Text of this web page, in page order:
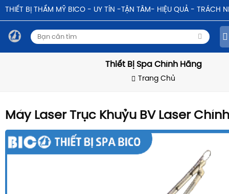
THIẾT BỊ THẨM MỸ BICO - UY TÍN -TẬN TÂM- HIỆU QUẢ - TRÁCH
Thiết Bị Spa Chính Hãng
Trang Chủ
Máy Laser Trục Khuỷu BV Laser